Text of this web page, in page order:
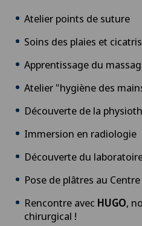
Atelier points de suture
Soins des plaies et
Apprentissage du
Atelier "hygiène des
Découverte de la
Immersion en radiologie
Découverte du
Pose de plâtres au
Rencontre avec HUGO,
chirurgical !